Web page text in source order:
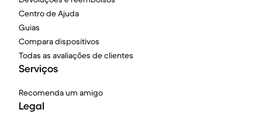
Centro de Ajuda
Guias
Compara dispositivos
Todas as avaliações de clientes
Serviços
Recomenda um amigo
Legal